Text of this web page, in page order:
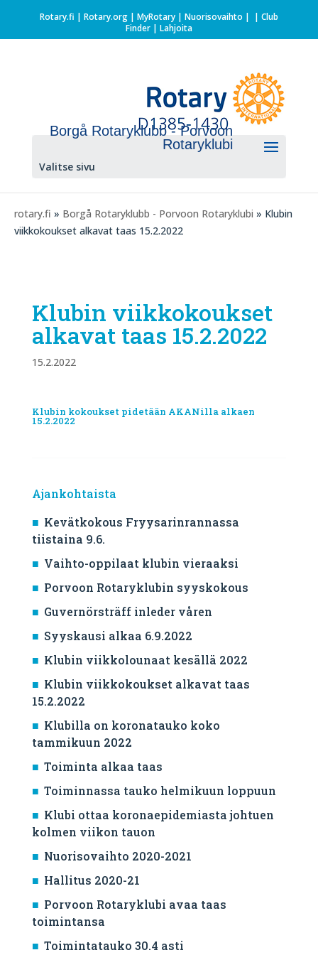
Rotary.fi | Rotary.org| MyRotary | Nuorisovaihto | | Club
Finder| Lahjoita
Borgå Rotaryklubb - Porvoon
Rotaryklubi
Valitse sivu
rotary.fi » Borgå Rotaryklubb - Porvoon Rotaryklubi » Klubin
viikkokoukset alkavat taas 15.2.2022
Klubin viikkokoukset
alkavat taas 15.2.2022
15.2.2022
Klubin kokoukset pidetään AKANilla alkaen
15.2.2022
Ajankohtaista
Kevätkokous Fryysarinrannassa
tiistaina 9.6.
Vaihto-oppilaat klubin vieraaksi
Porvoon Rotaryklubin syyskokous
Guvernörsträff inleder våren
Syyskausi alkaa 6.9.2022
Klubin viikkolounaat kesällä 2022
Klubin viikkokoukset alkavat taas
15.2.2022
Klubilla on koronatauko koko
tammikuun 2022
Toiminta alkaa taas
Toiminnassa tauko helmikuun loppuun
Klubi ottaa koronaepidemiasta johtuen
kolmen viikon tauon
Nuorisovaihto 2020-2021
Hallitus 2020-21
Porvoon Rotaryklubi avaa taas
toimintansa
Toimintatauko 30.4 asti